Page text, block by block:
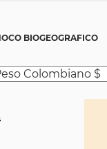
BIOGEOGRAFICO